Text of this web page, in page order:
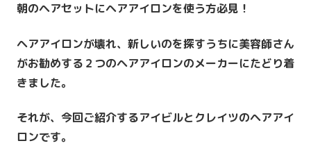
朝のヘアセットにヘアアイロンを使う方必見！
ヘアアイロンが壊れ、新しいのを探すうちに美容師さん
がお勧めする２つのヘアアイロンのメーカーにたどり着
きました。
それが、今回ご紹介するアイビルとクレイツのヘアアイ
ロンです。